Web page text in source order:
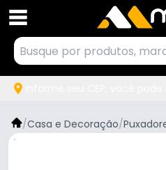
/Casa e Decoração/